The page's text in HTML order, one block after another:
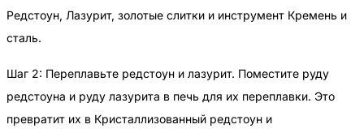
Редстоун, Лазурит, золотые слитки и инструмент Кремень и
сталь.
Шаг 2: Переплавьте редстоун и лазурит. Поместите руду
редстоуна и руду лазурита в печь для их переплавки. Это
превратит их в Кристаллизованный редстоун и